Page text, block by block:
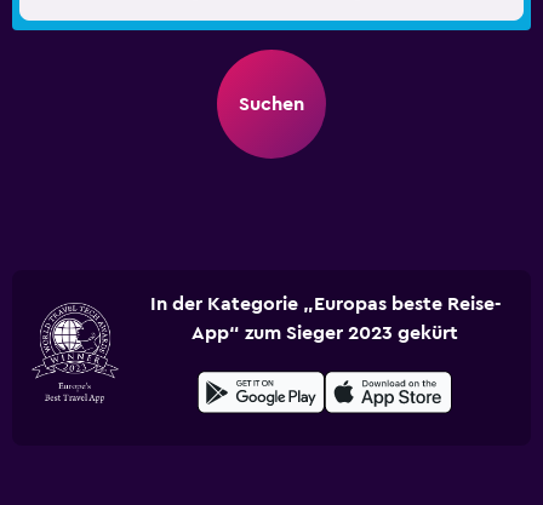
Suchen
In der Kategorie „Europas beste Reise-
App“ zum Sieger 2023 gekürt